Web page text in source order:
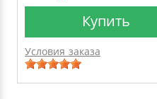
Купить
Условия заказа